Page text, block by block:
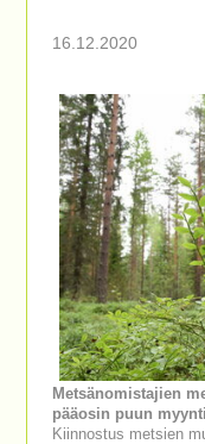
16.12.2020
Metsänomistajien
pääosin puun
Kiinnostus metsien